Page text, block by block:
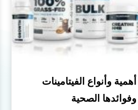
أهمية وأنواع الفيتامينات
وفوائدها الصحية